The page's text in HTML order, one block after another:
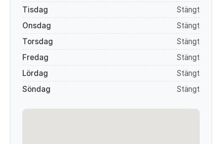
Tisdag
Stängt
Onsdag
Stängt
Torsdag
Stängt
Fredag
Stängt
Lördag
Stängt
Söndag
Stängt